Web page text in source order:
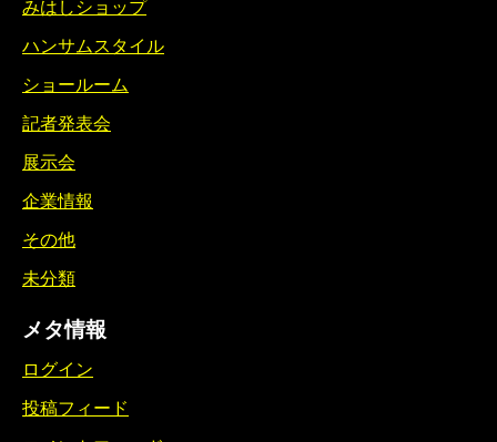
みはしショップ
ハンサムスタイル
ショールーム
記者発表会
展示会
企業情報
その他
未分類
メタ情報
ログイン
投稿フィード